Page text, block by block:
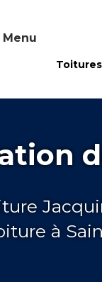
Menu
Toitures
à